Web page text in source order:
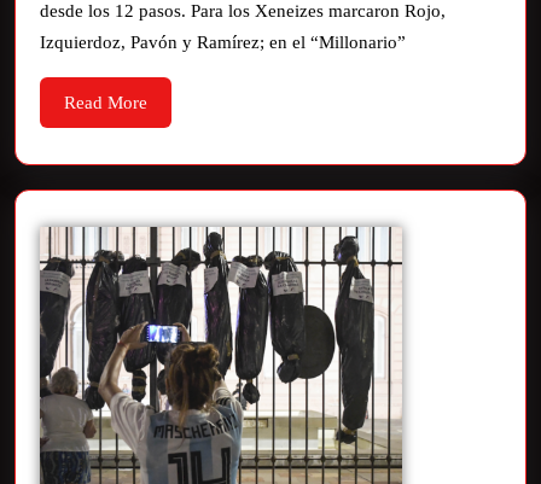
desde los 12 pasos. Para los Xeneizes marcaron Rojo,
Izquierdoz, Pavón y Ramírez; en el “Millonario”
Read More